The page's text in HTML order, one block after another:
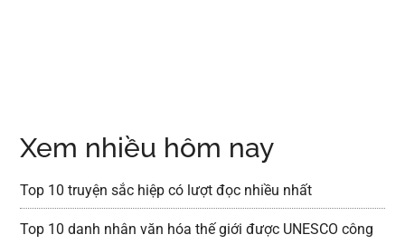
Xem nhiều hôm nay
Top 10 truyện sắc hiệp có lượt đọc nhiều nhất
Top 10 danh nhân văn hóa thế giới được UNESCO công